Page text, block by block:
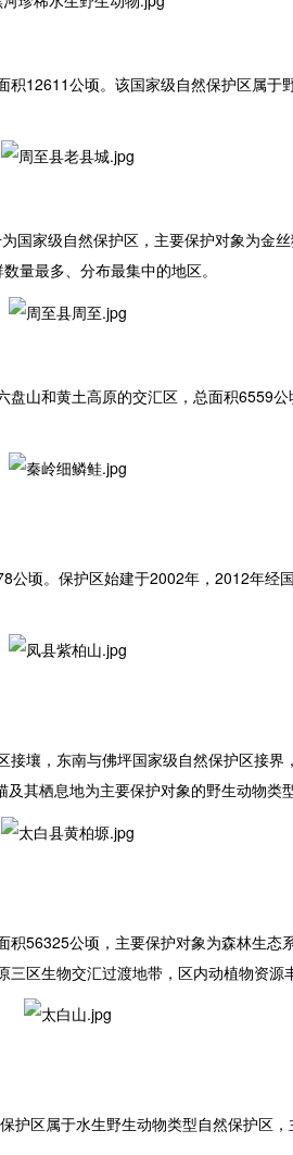
12611公顷。该国家级自然保护区属
家级自然保护区，主要保护对象为金
量最多、分布最集中的地区。
山和黄土高原的交汇区，总面积6559
顷。保护区始建于2002年，2012年
壤，东南与佛坪国家级自然保护区接
其栖息地为主要保护对象的野生动物类
56325公顷，主要保护对象为森林生
区生物交汇过渡地带，区内动植物资源
区属于水生野生动物类型自然保护区